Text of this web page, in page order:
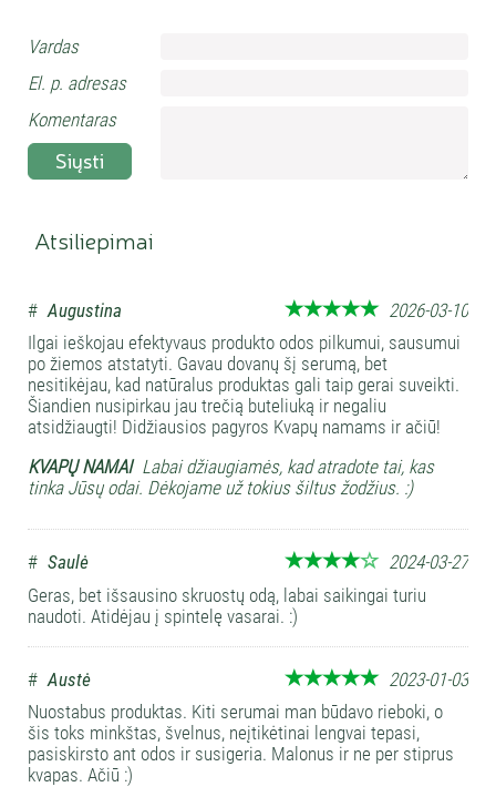
Vardas
El. p. adresas
Komentaras
Siųsti
Atsiliepimai
# Augustina
2026-03-10
Ilgai ieškojau efektyvaus produkto odos pilkumui, sausumui
po žiemos atstatyti. Gavau dovanų šį serumą, bet
nesitikėjau, kad natūralus produktas gali taip gerai suveikti.
Šiandien nusipirkau jau trečią buteliuką ir negaliu
atsidžiaugti! Didžiausios pagyros Kvapų namams ir ačiū!
KVAPŲ NAMAI Labai džiaugiamės, kad atradote tai, kas
tinka Jūsų odai. Dėkojame už tokius šiltus žodžius. :)
# Saulė
2024-03-27
Geras, bet išsausino skruostų odą, labai saikingai turiu
naudoti. Atidėjau į spintelę vasarai. :)
# Austė
2023-01-03
Nuostabus produktas. Kiti serumai man būdavo rieboki, o
šis toks minkštas, švelnus, neįtikėtinai lengvai tepasi,
pasiskirsto ant odos ir susigeria. Malonus ir ne per stiprus
kvapas. Ačiū :)